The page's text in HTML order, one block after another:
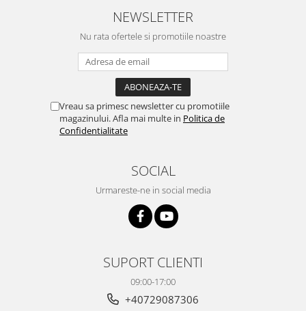
NEWSLETTER
Nu rata ofertele si promotiile noastre
Vreau sa primesc newsletter cu promotiile
magazinului. Afla mai multe in Politica de
Confidentialitate
SOCIAL
Urmareste-ne in social media
SUPORT CLIENTI
09:00-17:00
+40729087306